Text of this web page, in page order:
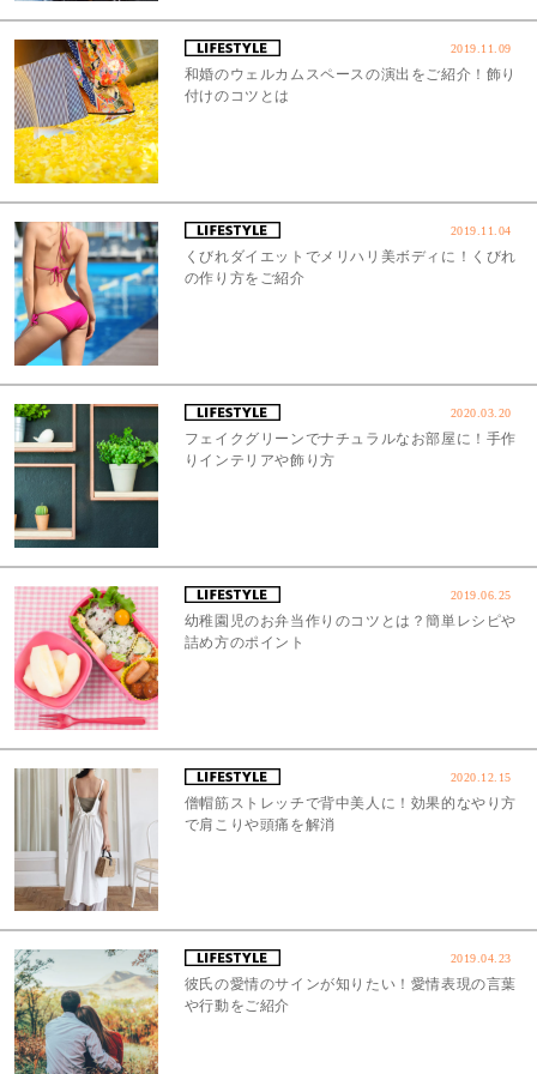
2019.11.09
和婚のウェルカムスペースの演出をご紹介！飾り
付けのコツとは
2019.11.04
くびれダイエットでメリハリ美ボディに！くびれ
の作り方をご紹介
2020.03.20
フェイクグリーンでナチュラルなお部屋に！手作
りインテリアや飾り方
2019.06.25
幼稚園児のお弁当作りのコツとは？簡単レシピや
詰め方のポイント
2020.12.15
僧帽筋ストレッチで背中美人に！効果的なやり方
で肩こりや頭痛を解消
2019.04.23
彼氏の愛情のサインが知りたい！愛情表現の言葉
や行動をご紹介